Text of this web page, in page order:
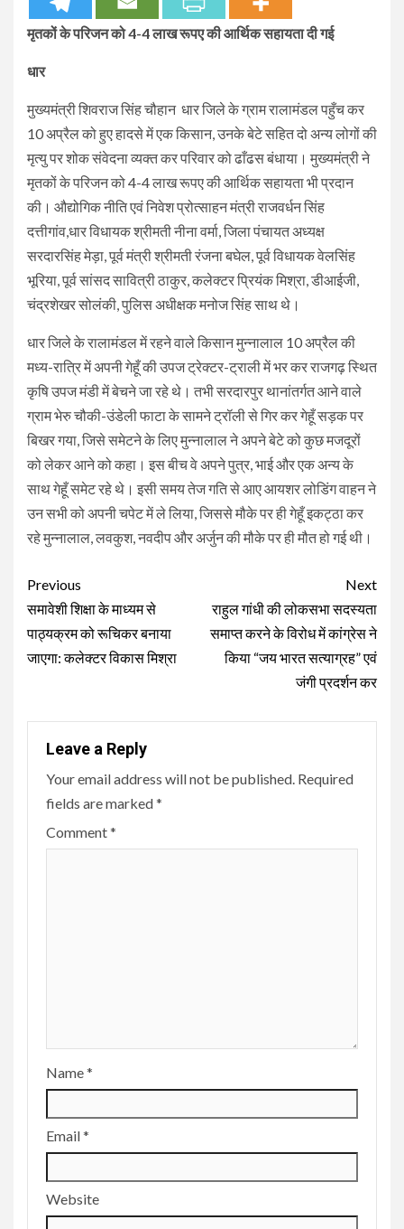
मृतकों के परिजन को 4-4 लाख रूपए की आर्थिक सहायता दी गई
धार
मुख्यमंत्री शिवराज सिंह चौहान धार जिले के ग्राम रालामंडल पहुँच कर
10 अप्रैल को हुए हादसे में एक किसान, उनके बेटे सहित दो अन्य लोगों की
मृत्यु पर शोक संवेदना व्यक्त कर परिवार को ढाँढस बंधाया। मुख्यमंत्री ने
मृतकों के परिजन को 4-4 लाख रूपए की आर्थिक सहायता भी प्रदान
की। औद्योगिक नीति एवं निवेश प्रोत्साहन मंत्री राजवर्धन सिंह
दत्तीगांव,धार विधायक श्रीमती नीना वर्मा, जिला पंचायत अध्यक्ष
सरदारसिंह मेड़ा, पूर्व मंत्री श्रीमती रंजना बघेल, पूर्व विधायक वेलसिंह
भूरिया, पूर्व सांसद सावित्री ठाकुर, कलेक्टर प्रियंक मिश्रा, डीआईजी,
चंद्रशेखर सोलंकी, पुलिस अधीक्षक मनोज सिंह साथ थे।
धार जिले के रालामंडल में रहने वाले किसान मुन्नालाल 10 अप्रैल की
मध्य-रात्रि में अपनी गेहूँ की उपज ट्रेक्टर-ट्राली में भर कर राजगढ़ स्थित
कृषि उपज मंडी में बेचने जा रहे थे। तभी सरदारपुर थानांतर्गत आने वाले
ग्राम भेरु चौकी-उंडेली फाटा के सामने ट्रॉली से गिर कर गेहूँ सड़क पर
बिखर गया, जिसे समेटने के लिए मुन्नालाल ने अपने बेटे को कुछ मजदूरों
को लेकर आने को कहा। इस बीच वे अपने पुत्र, भाई और एक अन्य के
साथ गेहूँ समेट रहे थे। इसी समय तेज गति से आए आयशर लोडिंग वाहन ने
उन सभी को अपनी चपेट में ले लिया, जिससे मौके पर ही गेहूँ इकट्ठा कर
रहे मुन्नालाल, लवकुश, नवदीप और अर्जुन की मौके पर ही मौत हो गई थी।
Continue
Reading
Previous
समावेशी शिक्षा के माध्यम से
पाठ्यक्रम को रूचिकर बनाया
जाएगा: कलेक्टर विकास मिश्रा
Next
राहुल गांधी की लोकसभा सदस्यता
समाप्त करने के विरोध में कांग्रेस ने
किया “जय भारत सत्याग्रह” एवं
जंगी प्रदर्शन कर
Leave a Reply
Your email address will not be published. Required
fields are marked*
Comment*
Name*
Email*
Website